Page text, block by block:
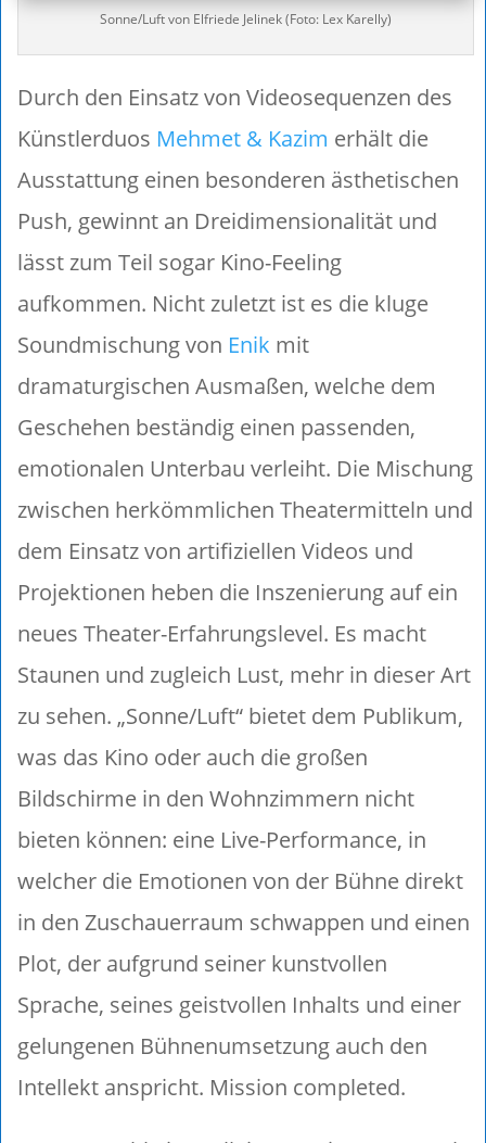
Sonne/Luft von Elfriede Jelinek (Foto: Lex Karelly)
Durch den Einsatz von Videosequenzen des
Künstlerduos Mehmet & Kazim erhält die
Ausstattung einen besonderen ästhetischen
Push, gewinnt an Dreidimensionalität und
lässt zum Teil sogar Kino-Feeling
aufkommen. Nicht zuletzt ist es die kluge
Soundmischung von Enik mit
dramaturgischen Ausmaßen, welche dem
Geschehen beständig einen passenden,
emotionalen Unterbau verleiht. Die Mischung
zwischen herkömmlichen Theatermitteln und
dem Einsatz von artifiziellen Videos und
Projektionen heben die Inszenierung auf ein
neues Theater-Erfahrungslevel. Es macht
Staunen und zugleich Lust, mehr in dieser Art
zu sehen. „Sonne/Luft“ bietet dem Publikum,
was das Kino oder auch die großen
Bildschirme in den Wohnzimmern nicht
bieten können: eine Live-Performance, in
welcher die Emotionen von der Bühne direkt
in den Zuschauerraum schwappen und einen
Plot, der aufgrund seiner kunstvollen
Sprache, seines geistvollen Inhalts und einer
gelungenen Bühnenumsetzung auch den
Intellekt anspricht. Mission completed.